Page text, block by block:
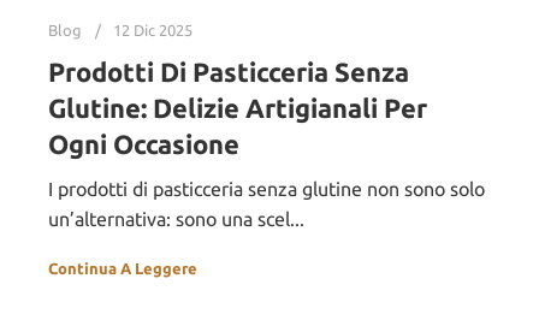
Blog 12 Dic 2025
Prodotti Di Pasticceria Senza
Glutine: Delizie Artigianali Per
Ogni Occasione
I prodotti di pasticceria senza glutine non sono solo
un’alternativa: sono una scel...
Continua A Leggere